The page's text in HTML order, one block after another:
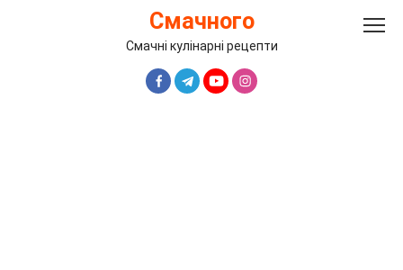
Смачного
Смачні кулінарні рецепти